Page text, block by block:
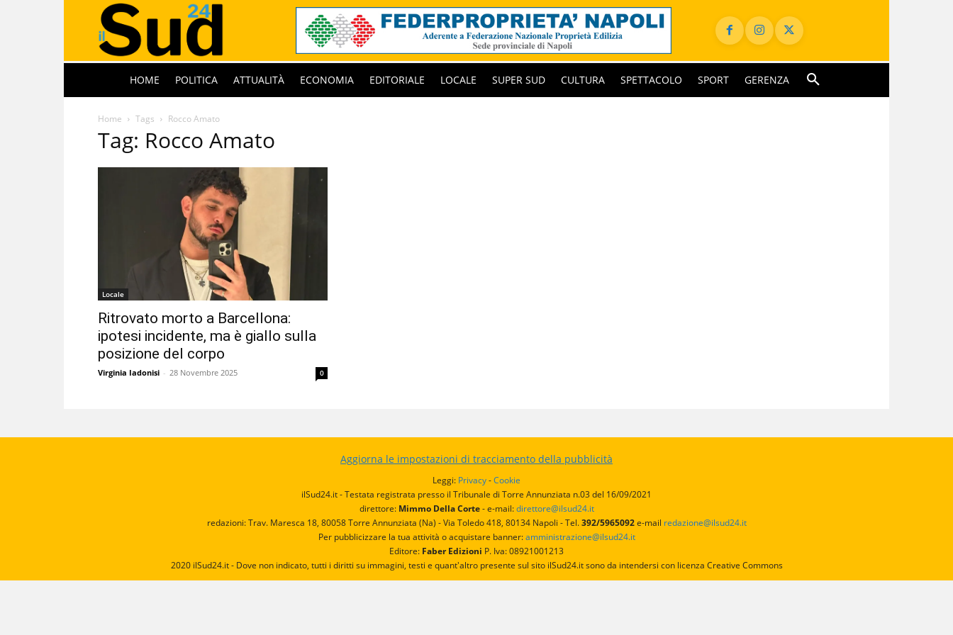
HOME POLITICA ATTUALITÀ ECONOMIA EDITORIALE LOCALE SUPER SUD CULTURA SPETTACOLO SPORT GERENZA
Home Tags Rocco Amato
Tag: Rocco Amato
Locale
Ritrovato morto a Barcellona:
ipotesi incidente, ma è giallo sulla
posizione del corpo
Virginia Iadonisi - 28 Novembre 2025 0
Aggiorna le impostazioni di tracciamento della pubblicità
Leggi: Privacy-Cookie
ilSud24.it - Testata registrata presso il Tribunale di Torre Annunziata n.03 del 16/09/2021
direttore:Mimmo Della Corte- e-mail:direttore@ilsud24.it
redazioni: Trav. Maresca 18, 80058 Torre Annunziata (Na) - Via Toledo 418, 80134 Napoli - Tel.392/5965092e-mail redazione@ilsud24.it
Per pubblicizzare la tua attività o acquistare banner:amministrazione@ilsud24.it
Editore: Faber Edizioni P. Iva: 08921001213
2020 ilSud24.it - Dove non indicato, tutti i diritti su immagini, testi e quant'altro presente sul sito ilSud24.it sono da intendersi con licenza Creative Commons